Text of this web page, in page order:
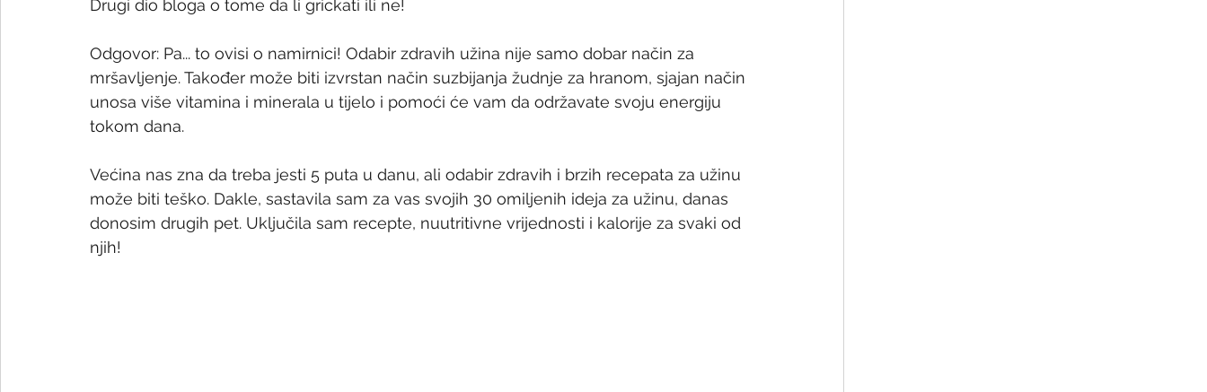
Drugi dio bloga o tome da li grickati ili ne!
Odgovor: Pa... to ovisi o namirnici! Odabir zdravih užina nije samo dobar način za
mršavljenje. Također može biti izvrstan način suzbijanja žudnje za hranom, sjajan način
unosa više vitamina i minerala u tijelo i pomoći će vam da održavate svoju energiju
tokom dana.
Većina nas zna da treba jesti 5 puta u danu, ali odabir zdravih i brzih recepata za užinu
može biti teško. Dakle, sastavila sam za vas svojih 30 omiljenih ideja za užinu, danas
donosim drugih pet. Uključila sam recepte, nuutritivne vrijednosti i kalorije za svaki od
njih!